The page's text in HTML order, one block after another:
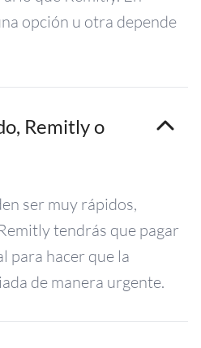
opción u otra depende
Remitly o
ser muy rápidos,
tendrás que pagar
para hacer que la
de manera urgente.